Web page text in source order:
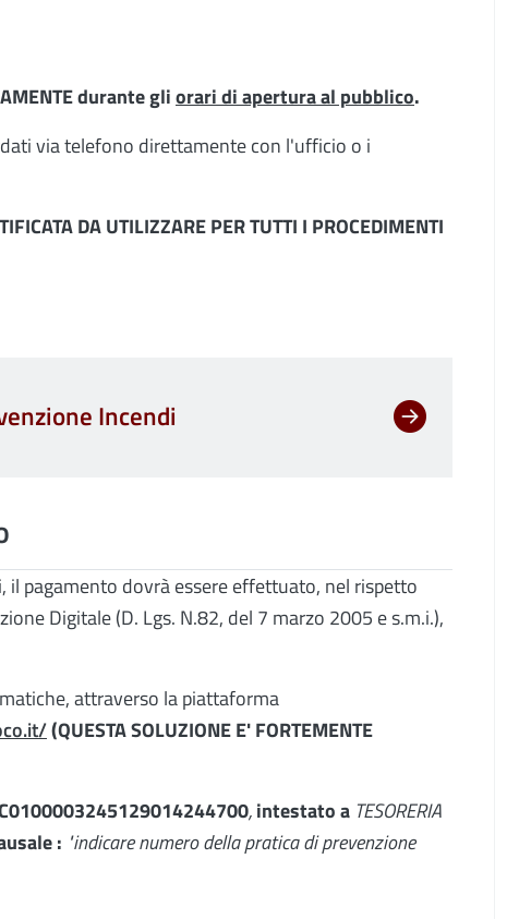
durante gliorari di apertura al pubblico.
via telefono direttamente con l'ufficio o i
DA UTILIZZARE PER TUTTI I PROCEDIMENTI
Incendi
il pagamento dovrà essere effettuato, nel rispetto
Digitale (D. Lgs. N.82, del 7 marzo 2005 e s.m.i.),
attraverso la piattaforma
(QUESTA SOLUZIONE E' FORTEMENTE
,intestato a TESORERIA
: "indicare numero della pratica di prevenzione